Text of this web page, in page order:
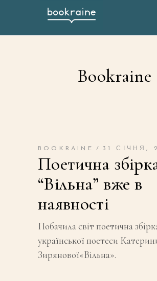
Bookraine
BOOKRAINE 31 СІЧНЯ,
Поетична
“Вільна” вже в
наявності
Побачила світ поетична
української поетеси
Зирянової«Вільна».